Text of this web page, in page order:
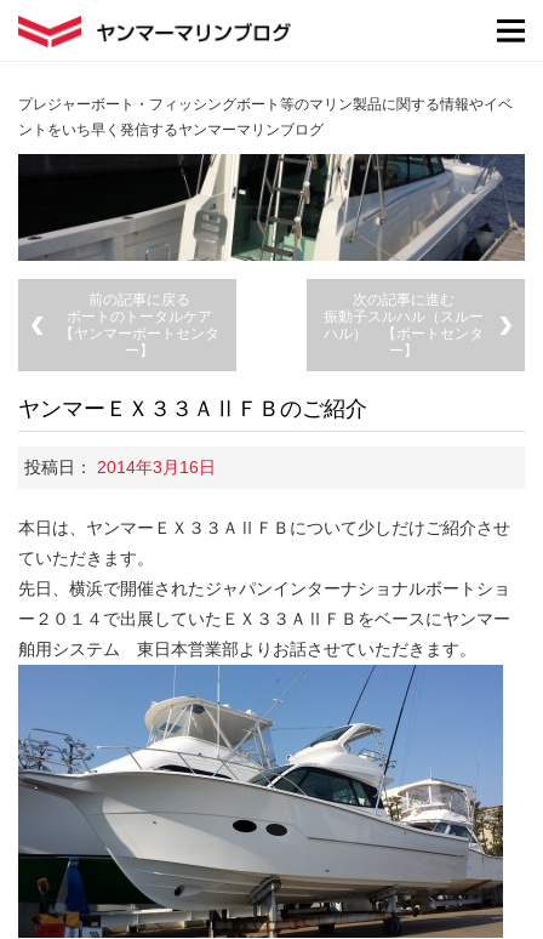
プレジャーボート・フィッシングボート等のマリン製品に関する情報やイベ
ントをいち早く発信するヤンマーマリンブログ
前の記事に戻る
ボートのトータルケア
【ヤンマーボートセンタ
ー】
次の記事に進む
振動子スルハル（スルー
ハル） 【ボートセンタ
ー】
ヤンマーＥＸ３３ＡⅡＦＢのご紹介
投稿日： 2014年3月16日
本日は、ヤンマーＥＸ３３ＡⅡＦＢについて少しだけご紹介させ
ていただきます。
先日、横浜で開催されたジャパンインターナショナルボートショ
ー２０１４で出展していたＥＸ３３ＡⅡＦＢをベースにヤンマー
舶用システム 東日本営業部よりお話させていただきます。